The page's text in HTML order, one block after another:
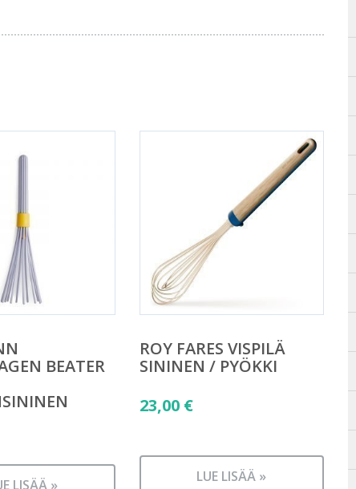
BEATER
LISÄÄ »
ROY FARES VISPILÄ
SININEN / PYÖKKI
23,00 €
LUE LISÄÄ »